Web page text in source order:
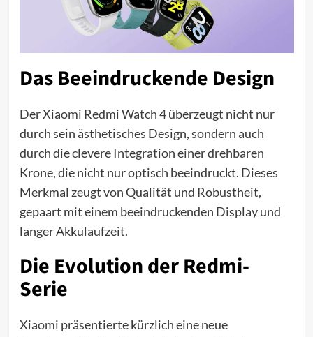
Das Beeindruckende Design
Der Xiaomi Redmi Watch 4 überzeugt nicht nur
durch sein ästhetisches Design, sondern auch
durch die clevere Integration einer drehbaren
Krone, die nicht nur optisch beeindruckt. Dieses
Merkmal zeugt von Qualität und Robustheit,
gepaart mit einem beeindruckenden Display und
langer Akkulaufzeit.
Die Evolution der Redmi-
Serie
Xiaomi präsentierte kürzlich eine neue